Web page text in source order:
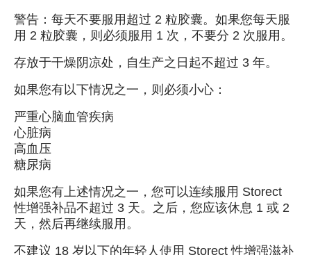
警告：每天不要服用超过 2 粒胶囊。如果您每天服
用 2 粒胶囊，则必须服用 1 次，不要分 2 次服用。
存放于干燥阴凉处，自生产之日起不超过 3 年。
如果您有以下情况之一，则必须小心：
严重心脑血管疾病
心脏病
高血压
糖尿病
如果您有上述情况之一，您可以连续服用 Storect
性增强补品不超过 3 天。之后，您应该休息 1 或 2
天，然后再继续服用。
不建议 18 岁以下的年轻人使用 Storect 性增强滋补